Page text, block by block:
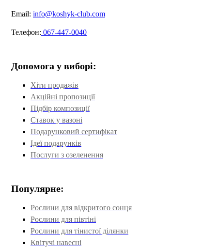
Email: info@koshyk-club.com
Телефон: 067-447-0040
Допомога у виборі:
Хіти продажів
Акційні пропозиції
Підбір композиції
Ставок у вазоні
Подарунковий сертифікат
Ідеї подарунків
Послуги з озеленення
Популярне:
Рослини для відкритого сонця
Рослини для півтіні
Рослини для тінистої ділянки
Квітучі навесні